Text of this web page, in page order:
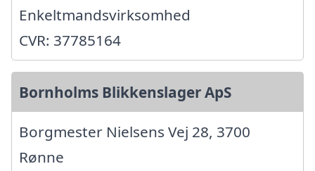
Enkeltmandsvirksomhed
CVR: 37785164
Bornholms Blikkenslager ApS
Borgmester Nielsens Vej 28, 3700
Rønne